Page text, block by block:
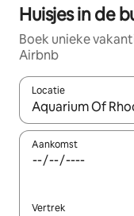
Huisjes in de
Boek unieke
Airbnb
Locatie
Wanneer er
Aankomst
Vertrek